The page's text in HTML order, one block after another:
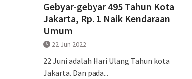
Gebyar-gebyar 495 Tahun Kota
Jakarta, Rp. 1 Naik Kendaraan
Umum
22 Jun 2022
22 Juni adalah Hari Ulang Tahun kota
Jakarta. Dan pada...